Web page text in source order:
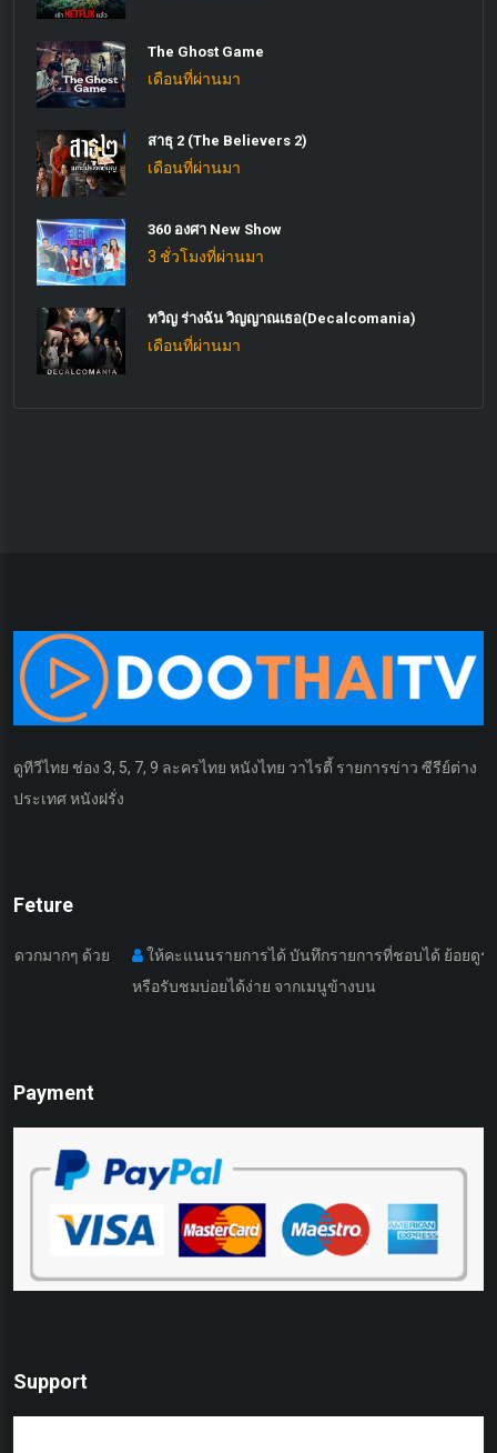
The Ghost Game
เดือนที่ผ่านมา
สาธุ 2 (The Believers 2)
เดือนที่ผ่านมา
360 องศา New Show
3 ชั่วโมงที่ผ่านมา
ทวิญ ร่างฉัน วิญญาณเธอ(Decalcomania)
เดือนที่ผ่านมา
ดูทีวีไทย ช่อง 3, 5, 7, 9 ละครไทย หนังไทย วาไรตี้ รายการข่าว ซีรีย์ต่าง
ประเทศ หนังฝรั่ง
Feture
ด้วย
ให้คะแนนรายการได้ บันทึกรายการที่ชอบได้ ย้อยดูรายการที่เค
หรือรับชมบ่อยได้ง่าย จากเมนูข้างบน
Payment
Support